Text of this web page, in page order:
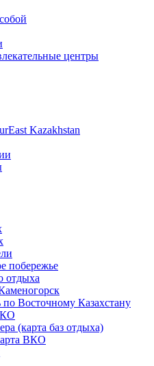
центры
Kazakhstan
побережье
отдыха
по Восточному Казахстану
(карта баз отдыха)
ВКО